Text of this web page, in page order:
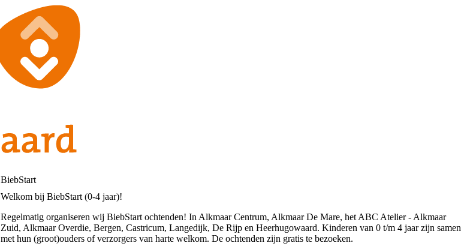
BiebStart
Welkom bij BiebStart (0-4 jaar)!
Regelmatig organiseren wij BiebStart ochtenden! In Alkmaar Centrum, Alkmaar De Mare, het ABC Atelier - Alkmaar
Zuid, Alkmaar Overdie, Bergen, Castricum, Langedijk, De Rijp en Heerhugowaard. Kinderen van 0 t/m 4 jaar zijn samen
met hun (groot)ouders of verzorgers van harte welkom. De ochtenden zijn gratis te bezoeken.